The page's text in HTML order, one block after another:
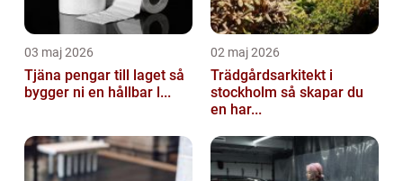
03 maj 2026
Tjäna pengar till laget så
bygger ni en hållbar l...
02 maj 2026
Trädgårdsarkitekt i
stockholm så skapar du
en har...